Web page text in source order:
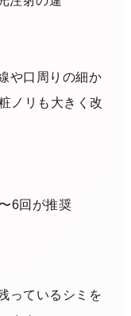
や口周りの細か
ノリも大きく改
っているシミを